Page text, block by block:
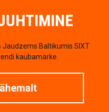
Baltikumis SIXT
kaubamärke.